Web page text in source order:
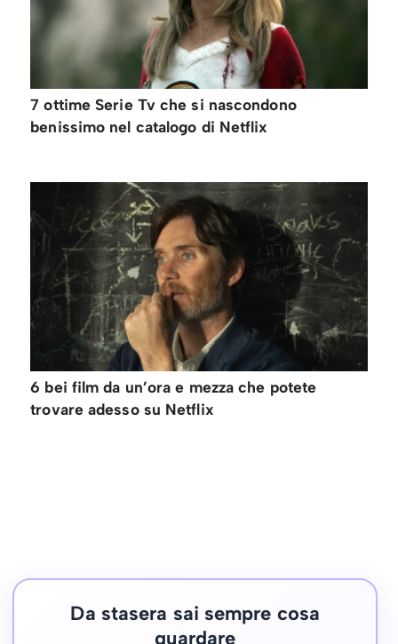
7 ottime Serie Tv che si nascondono
benissimo nel catalogo di Netflix
6 bei film da un’ora e mezza che potete
trovare adesso su Netflix
Da stasera sai sempre cosa
guardare